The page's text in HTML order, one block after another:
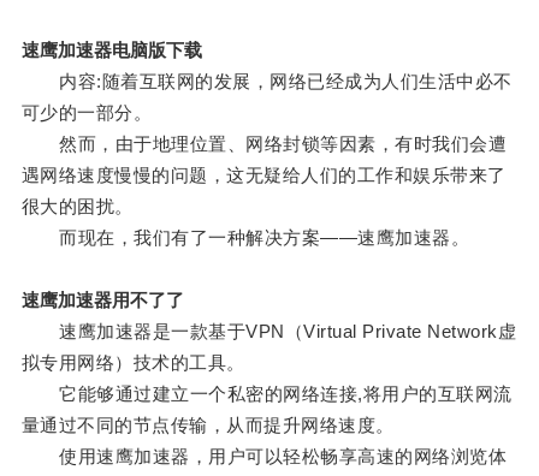
速鹰加速器电脑版下载
内容:随着互联网的发展，网络已经成为人们生活中必不
可少的一部分。
然而，由于地理位置、网络封锁等因素，有时我们会遭
遇网络速度慢慢的问题，这无疑给人们的工作和娱乐带来了
很大的困扰。
而现在，我们有了一种解决方案——速鹰加速器。
速鹰加速器用不了了
速鹰加速器是一款基于VPN（Virtual Private Network虚
拟专用网络）技术的工具。
它能够通过建立一个私密的网络连接,将用户的互联网流
量通过不同的节点传输，从而提升网络速度。
使用速鹰加速器，用户可以轻松畅享高速的网络浏览体